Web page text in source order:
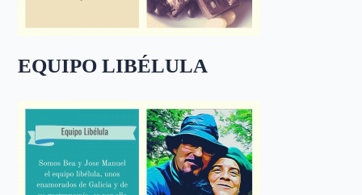
EQUIPO LIBÉLULA